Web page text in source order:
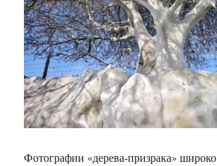
Фотографии «дерева-призрака» широко